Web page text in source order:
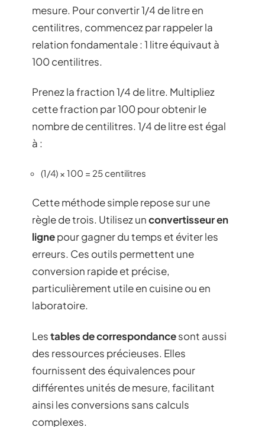
mesure. Pour convertir 1/4 de litre en
centilitres, commencez par rappeler la
relation fondamentale : 1 litre équivaut à
100 centilitres.
Prenez la fraction 1/4 de litre. Multipliez
cette fraction par 100 pour obtenir le
nombre de centilitres. 1/4 de litre est égal
à :
(1/4) × 100 = 25 centilitres
Cette méthode simple repose sur une
règle de trois. Utilisez unconvertisseur en
lignepour gagner du temps et éviter les
erreurs. Ces outils permettent une
conversion rapide et précise,
particulièrement utile en cuisine ou en
laboratoire.
Lestables de correspondancesont aussi
des ressources précieuses. Elles
fournissent des équivalences pour
différentes unités de mesure, facilitant
ainsi les conversions sans calculs
complexes.